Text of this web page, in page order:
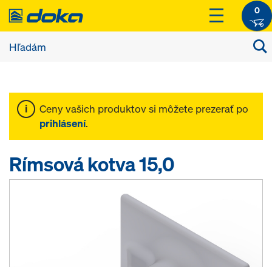
0
Ceny vašich produktov si môžete prezerať po
prihlásení.
Rímsová kotva 15,0